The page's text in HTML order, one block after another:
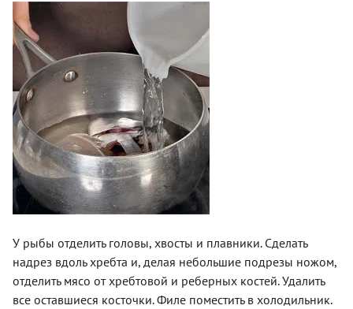
У рыбы отделить головы, хвосты и плавники. Сделать
надрез вдоль хребта и, делая небольшие подрезы ножом,
отделить мясо от хребтовой и реберных костей. Удалить
все оставшиеся косточки. Филе поместить в холодильник.